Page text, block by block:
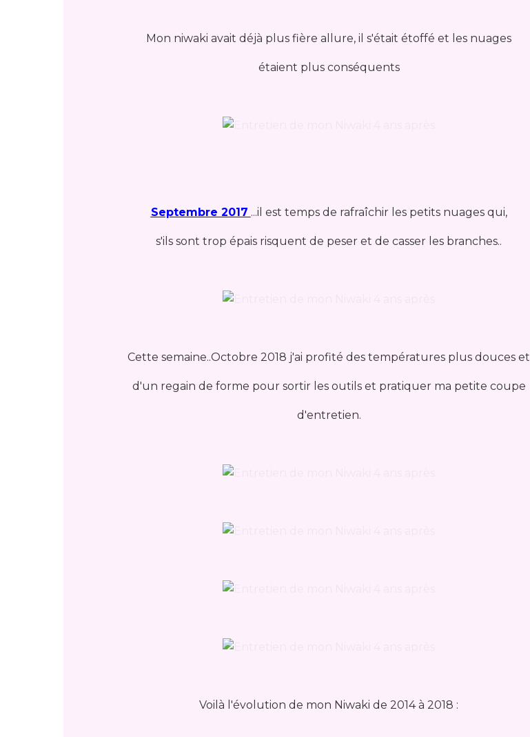
Mon niwaki avait déjà plus fière allure, il s'était étoffé et les nuages
étaient plus conséquents
Septembre 2017 ...il est temps de rafraîchir les petits nuages qui,
s'ils sont trop épais risquent de peser et de casser les branches..
Cette semaine..Octobre 2018 j'ai profité des températures plus douces et
d'un regain de forme pour sortir les outils et pratiquer ma petite coupe
d'entretien.
Voilà l'évolution de mon Niwaki de 2014 à 2018 :